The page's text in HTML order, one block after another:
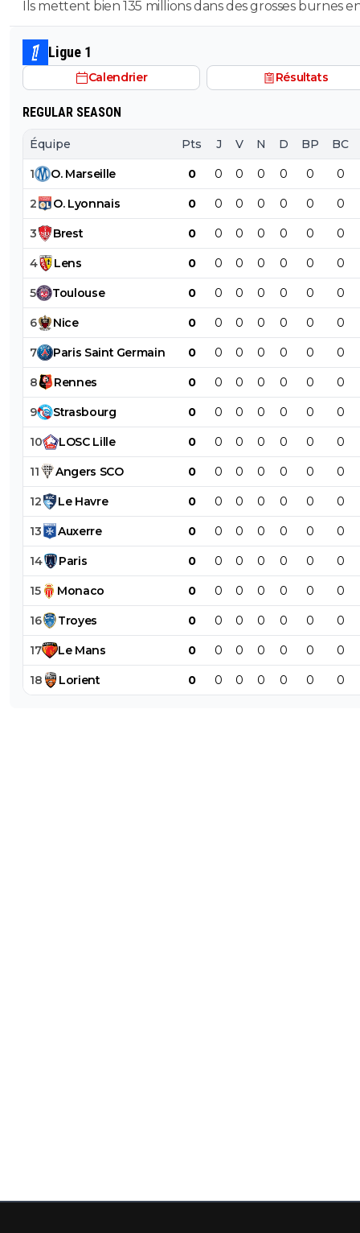
un séisme
Ils mettent bien 135 millions dans des grosses burnes
donc pourquoi le PSG devrait pas faire pareil ?
Ligue 1
Calendrier Résultats
REGULAR SEASON
Équipe Pts J V N D BP BC
1 O. Marseille 0 0 0 0 0 0 0
2 O. Lyonnais 0 0 0 0 0 0 0
3 Brest 0 0 0 0 0 0 0
4 Lens 0 0 0 0 0 0 0
5 Toulouse 0 0 0 0 0 0 0
6 Nice 0 0 0 0 0 0 0
7 Paris Saint Germain 0 0 0 0 0 0 0
8 Rennes 0 0 0 0 0 0 0
9 Strasbourg 0 0 0 0 0 0 0
10 LOSC Lille 0 0 0 0 0 0 0
11 Angers SCO 0 0 0 0 0 0 0
12 Le Havre 0 0 0 0 0 0 0
13 Auxerre 0 0 0 0 0 0 0
14 Paris 0 0 0 0 0 0 0
15 Monaco 0 0 0 0 0 0 0
16 Troyes 0 0 0 0 0 0 0
17 Le Mans 0 0 0 0 0 0 0
18 Lorient 0 0 0 0 0 0 0